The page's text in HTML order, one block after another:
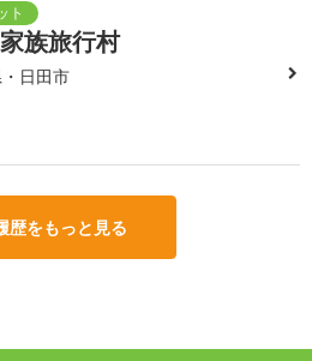
族旅行村
日田市
歴をもっと見る